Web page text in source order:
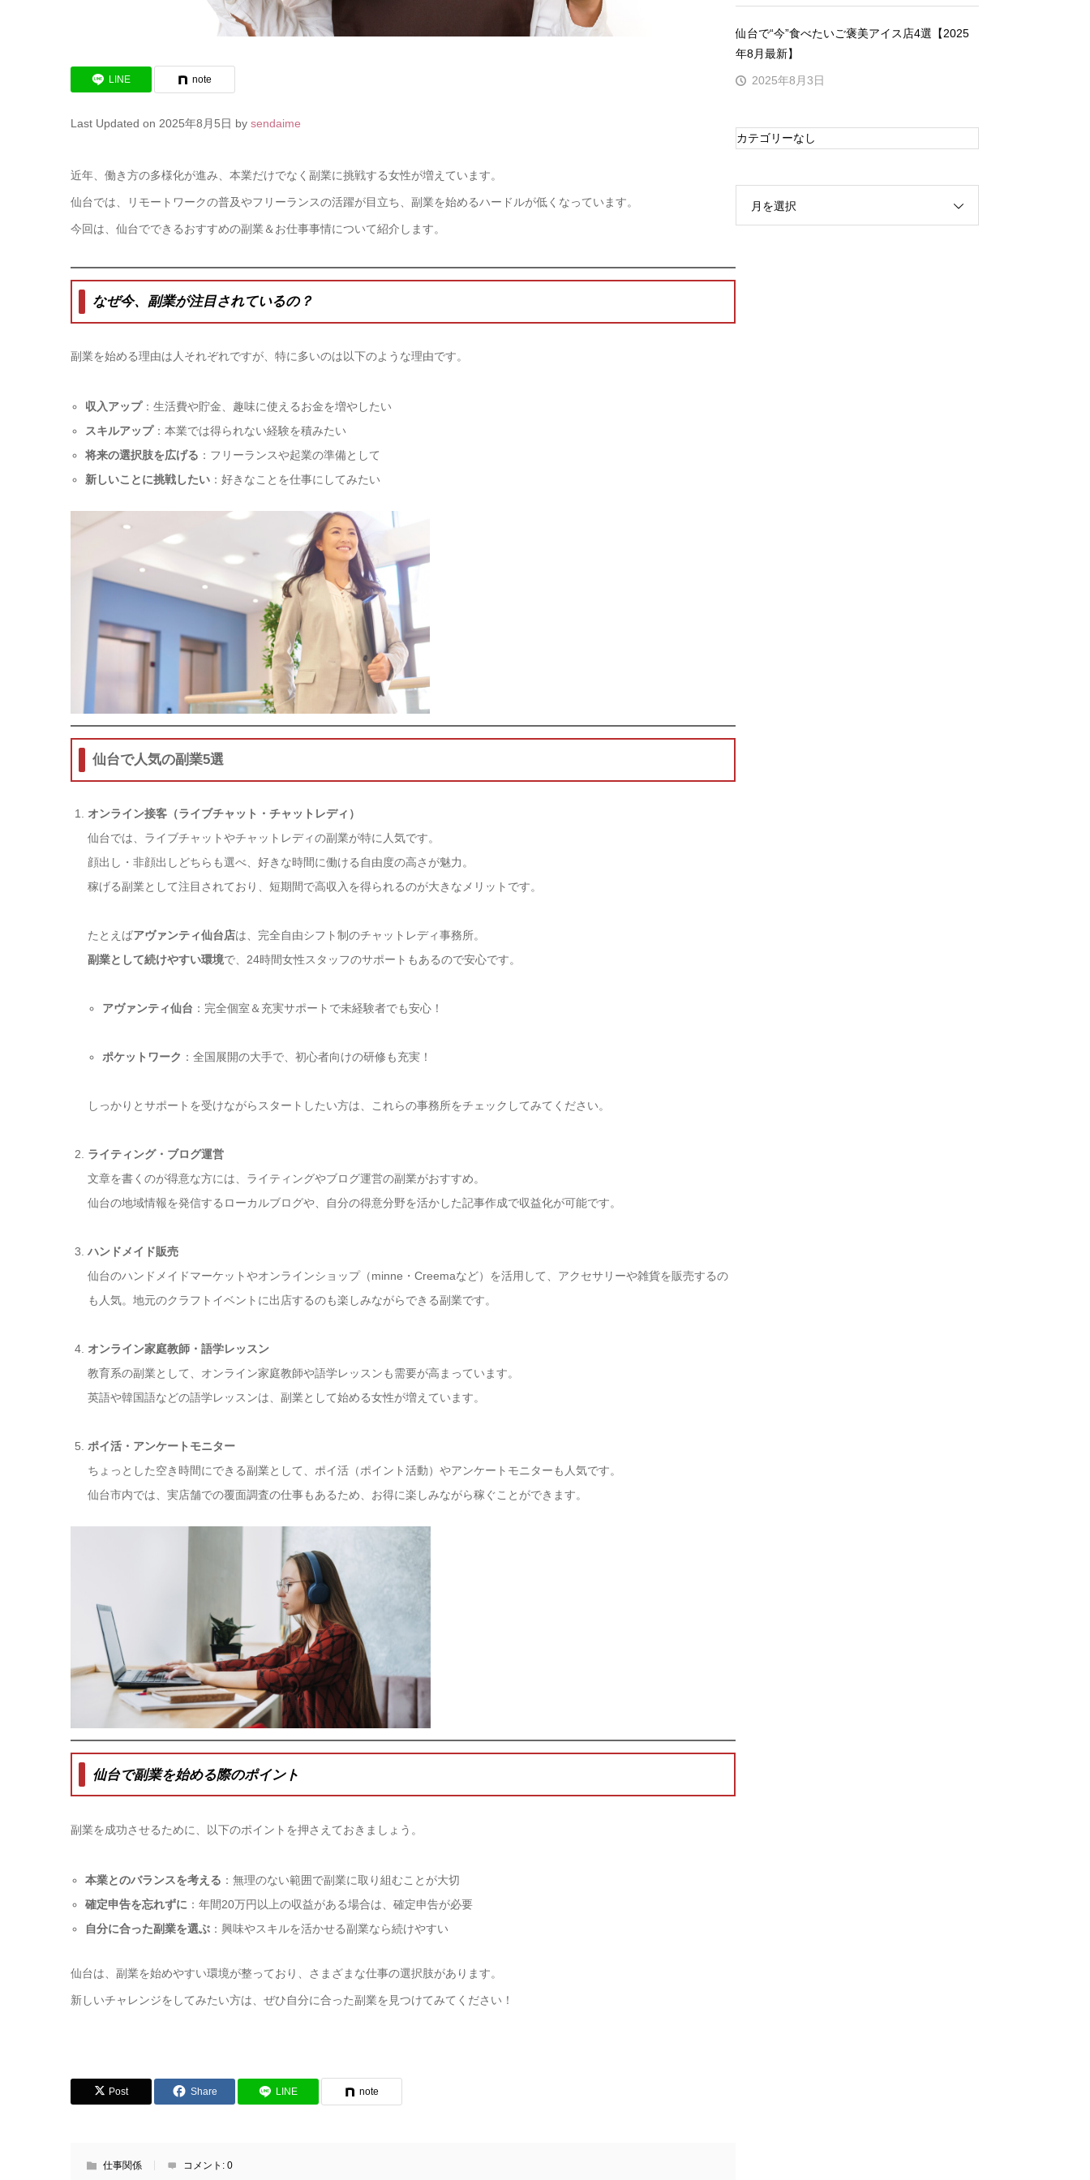
LINE note
Last Updated on 2025年8月5日 by sendaime
近年、働き方の多様化が進み、本業だけでなく副業に挑戦する女性が増えています。
仙台では、リモートワークの普及やフリーランスの活躍が目立ち、副業を始めるハードルが低くなっています。
今回は、仙台でできるおすすめの副業＆お仕事事情について紹介します。
なぜ今、副業が注目されているの？
副業を始める理由は人それぞれですが、特に多いのは以下のような理由です。
収入アップ：生活費や貯金、趣味に使えるお金を増やしたい
スキルアップ：本業では得られない経験を積みたい
将来の選択肢を広げる ：フリーランスや起業の準備として
新しいことに挑戦したい ：好きなことを仕事にしてみたい
仙台で人気の副業5選
オンライン接客（ライブチャット・チャットレディ）
仙台では、ライブチャットやチャットレディの副業が特に人気です。
顔出し・非顔出しどちらも選べ、好きな時間に働ける自由度の高さが魅力。
稼げる副業として注目されており、短期間で高収入を得られるのが大きなメリットです。
たとえばアヴァンティ仙台店は、完全自由シフト制のチャットレディ事務所。
副業として続けやすい環境で、24時間女性スタッフのサポートもあるので安心です。
アヴァンティ仙台 ：完全個室＆充実サポートで未経験者でも安心！
ポケットワーク ：全国展開の大手で、初心者向けの研修も充実！
しっかりとサポートを受けながらスタートしたい方は、これらの事務所をチェックしてみてください。
ライティング・ブログ運営
文章を書くのが得意な方には、ライティングやブログ運営の副業がおすすめ。
仙台の地域情報を発信するローカルブログや、自分の得意分野を活かした記事作成で収益化が可能です。
ハンドメイド販売
仙台のハンドメイドマーケットやオンラインショップ（minne・Creemaなど）を活用して、アクセサリーや雑貨を販売するの
も人気。地元のクラフトイベントに出店するのも楽しみながらできる副業です。
オンライン家庭教師・語学レッスン
教育系の副業として、オンライン家庭教師や語学レッスンも需要が高まっています。
英語や韓国語などの語学レッスンは、副業として始める女性が増えています。
ポイ活・アンケートモニター
ちょっとした空き時間にできる副業として、ポイ活（ポイント活動）やアンケートモニターも人気です。
仙台市内では、実店舗での覆面調査の仕事もあるため、お得に楽しみながら稼ぐことができます。
仙台で副業を始める際のポイント
副業を成功させるために、以下のポイントを押さえておきましょう。
本業とのバランスを考える ：無理のない範囲で副業に取り組むことが大切
確定申告を忘れずに ：年間20万円以上の収益がある場合は、確定申告が必要
自分に合った副業を選ぶ ：興味やスキルを活かせる副業なら続けやすい
仙台は、副業を始めやすい環境が整っており、さまざまな仕事の選択肢があります。
新しいチャレンジをしてみたい方は、ぜひ自分に合った副業を見つけてみてください！
Post Share LINE note
仕事関係 コメント: 0
仙台で“今”食べたいご褒美アイス店4選【2025
年8月最新】
2025年8月3日
カテゴリーなし
月を選択